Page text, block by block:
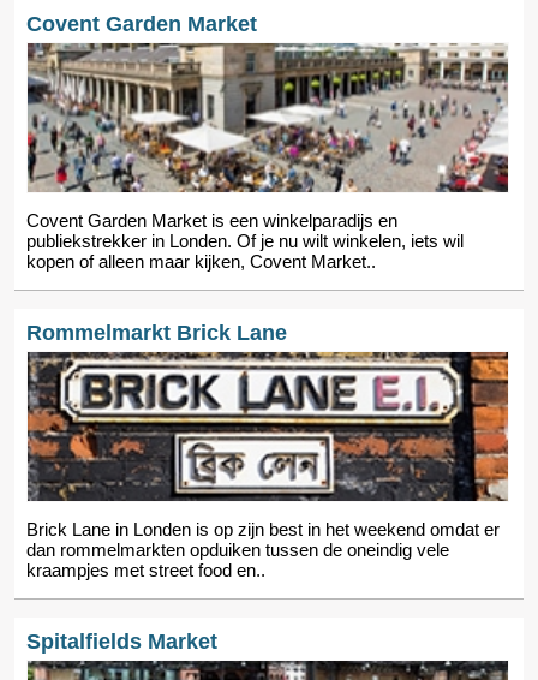
Covent Garden Market
Covent Garden Market is een winkelparadijs en
publiekstrekker in Londen. Of je nu wilt winkelen, iets wil
kopen of alleen maar kijken, Covent Market..
Rommelmarkt Brick Lane
Brick Lane in Londen is op zijn best in het weekend omdat er
dan rommelmarkten opduiken tussen de oneindig vele
kraampjes met street food en..
Spitalfields Market